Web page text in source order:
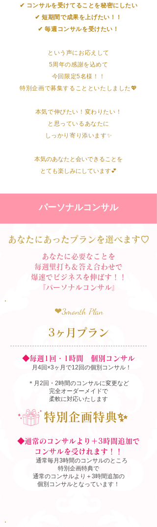
✔︎ コンサルを受けてることを秘密にしたい
✔︎ 短期間で成果を上げたい！！
✔︎ 毎週コンサルを受けたい！
という声にお応えして
5周年の感謝を込めて
今回限定5名様！！
特別企画で募集することといたしました💖
本気で伸びたい！変わりたい！
と思っているあなたに
しっかり寄り添います✨
本気のあなたと会いできることを
とても楽しみにしています💕
パーソナルコンサル
あなたにあったプランを選べます♡
あなたに必要なことを
毎週壁打ち＆答え合わせで
​爆速でビジネスを伸ばす！！
​『パーソナルコンサル』
❤︎3month Plan
3ヶ月プラン
◆毎週1回・1時間 個別コンサル
月4回×3ヶ月で12回の個別コンサル！
＊月2回・2時間のコンサルに変更など
完全オーダーメイドで
柔軟に対応いたします
特別企画特典✨
◆通常のコンサルより＋3時間追加で
​コンサルを受けれます！！
通常毎月3時間のコンサルのところ
特別企画特典で
通常のコンサルより＋3時間追加の
個別コンサルとなっています！